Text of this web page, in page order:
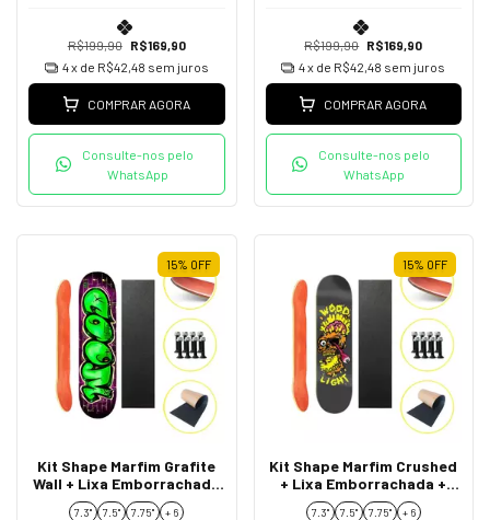
R$199,90 R$169,90
4x de R$42,48 sem juros
COMPRAR AGORA
Consulte-nos pelo
WhatsApp
R$199,90 R$169,90
4x de R$42,48 sem juros
COMPRAR AGORA
Consulte-nos pelo
WhatsApp
15% OFF
Kit Shape Marfim Grafite
Wall + Lixa Emborrachada
+ Parafusos de Base
7.3" 7.5" 7.75'' + 6
15% OFF
Kit Shape Marfim Crushed
+ Lixa Emborrachada +
Parafusos de Base
7.3" 7.5" 7.75'' + 6